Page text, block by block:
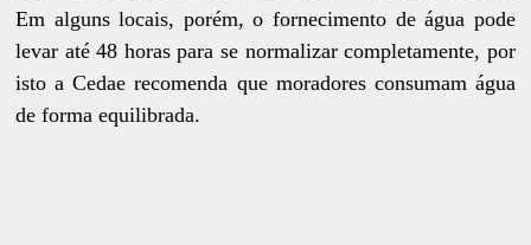
Em alguns locais, porém, o fornecimento de água pode
levar até 48 horas para se normalizar completamente, por
isto a Cedae recomenda que moradores consumam água
de forma equilibrada.